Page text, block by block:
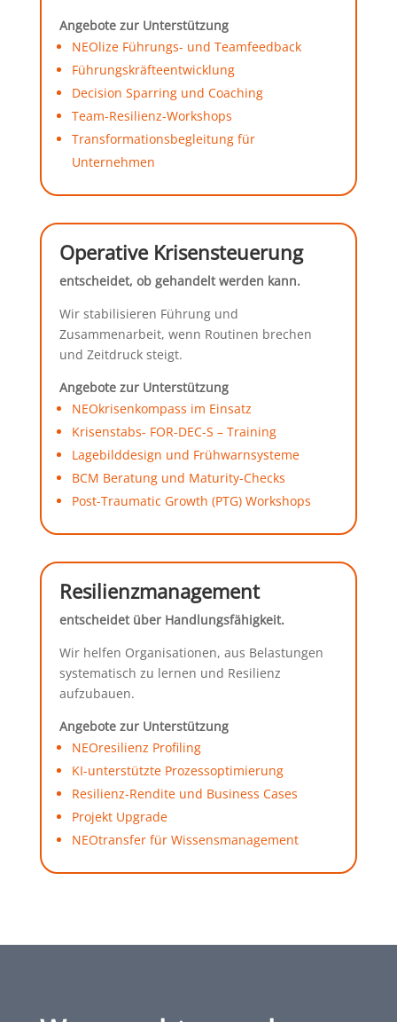
Angebote zur Unterstützung
NEOlize Führungs- und Teamfeedback
Führungskräfteentwicklung
Decision Sparring und Coaching
Team-Resilienz-Workshops
Transformationsbegleitung für
Unternehmen
Operative Krisensteuerung
entscheidet, ob gehandelt werden kann.
Wir stabilisieren Führung und
Zusammenarbeit, wenn Routinen brechen
und Zeitdruck steigt.
Angebote zur Unterstützung
NEOkrisenkompass im Einsatz
Krisenstabs- FOR-DEC-S – Training
Lagebilddesign und Frühwarnsysteme
BCM Beratung und Maturity-Checks
Post-Traumatic Growth (PTG) Workshops
Resilienzmanagement
entscheidet über Handlungsfähigkeit.
Wir helfen Organisationen, aus Belastungen
systematisch zu lernen und Resilienz
aufzubauen.
Angebote zur Unterstützung
NEOresilienz Profiling
KI-unterstützte Prozessoptimierung
Resilienz-Rendite und Business Cases
Projekt Upgrade
NEOtransfer für Wissensmanagement